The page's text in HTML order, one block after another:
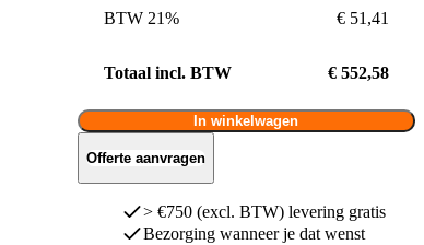
BTW 21%
€ 51,41
Totaal incl. BTW € 552,58
In winkelwagen
Offerte aanvragen
> €750 (excl. BTW) levering gratis
Bezorging wanneer je dat wenst